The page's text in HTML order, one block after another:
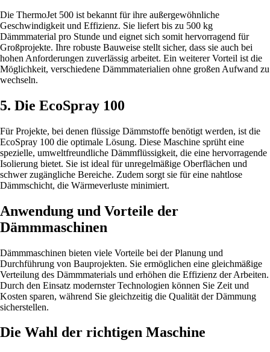
Die ThermoJet 500 ist bekannt für ihre außergewöhnliche
Geschwindigkeit und Effizienz. Sie liefert bis zu 500 kg
Dämmmaterial pro Stunde und eignet sich somit hervorragend für
Großprojekte. Ihre robuste Bauweise stellt sicher, dass sie auch bei
hohen Anforderungen zuverlässig arbeitet. Ein weiterer Vorteil ist die
Möglichkeit, verschiedene Dämmmaterialien ohne großen Aufwand zu
wechseln.
5. Die EcoSpray 100
Für Projekte, bei denen flüssige Dämmstoffe benötigt werden, ist die
EcoSpray 100 die optimale Lösung. Diese Maschine sprüht eine
spezielle, umweltfreundliche Dämmflüssigkeit, die eine hervorragende
Isolierung bietet. Sie ist ideal für unregelmäßige Oberflächen und
schwer zugängliche Bereiche. Zudem sorgt sie für eine nahtlose
Dämmschicht, die Wärmeverluste minimiert.
Anwendung und Vorteile der
Dämmmaschinen
Dämmmaschinen bieten viele Vorteile bei der Planung und
Durchführung von Bauprojekten. Sie ermöglichen eine gleichmäßige
Verteilung des Dämmmaterials und erhöhen die Effizienz der Arbeiten.
Durch den Einsatz modernster Technologien können Sie Zeit und
Kosten sparen, während Sie gleichzeitig die Qualität der Dämmung
sicherstellen.
Die Wahl der richtigen Maschine